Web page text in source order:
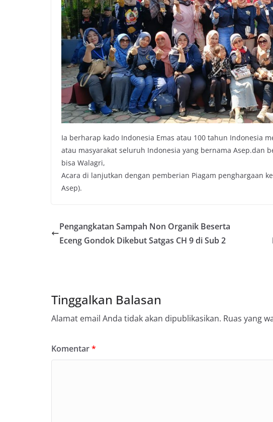
Ia berharap kado Indonesia Emas atau 100 tahun Indonesia
atau masyarakat seluruh Indonesia yang bernama Asep.dan
bisa Walagri,
Acara di lanjutkan dengan pemberian Piagam penghargaan
Asep).
Pengangkatan Sampah Non Organik Beserta
Eceng Gondok Dikebut Satgas CH 9 di Sub 2
Tinggalkan Balasan
Alamat email Anda tidak akan dipublikasikan. Ruas yang
Komentar*